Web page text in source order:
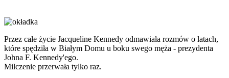
Przez całe życie Jacqueline Kennedy odmawiała rozmów o latach,
które spędziła w Białym Domu u boku swego męża - prezydenta
Johna F. Kennedy'ego.
Milczenie przerwała tylko raz.